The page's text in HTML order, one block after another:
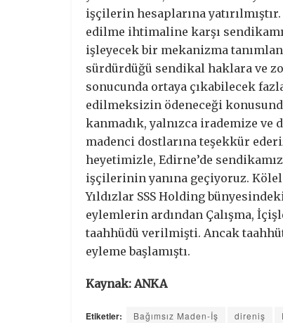
işçilerin hesaplarına
edilme ihtimaline karşı
işleyecek bir mekanizma
sürdürdüğü sendikal haklara ve
sonucunda ortaya çıkabilecek
edilmeksizin ödeneceği
kanmadık, yalnızca irademize ve
madenci dostlarına teşekkür
heyetimizle, Edirne’de
işçilerinin yanına geçiyoruz.
Yıldızlar SSS Holding
eylemlerin ardından Çalışma,
taahhüdü verilmişti. Ancak
eyleme başlamıştı.
Kaynak: ANKA
Etiketler: Bağımsız Maden-İş direniş